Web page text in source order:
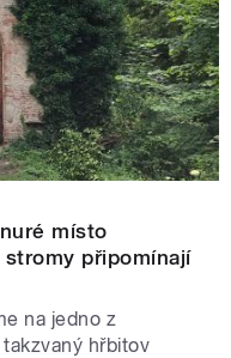
místo
připomínají
na jedno z
hřbitov